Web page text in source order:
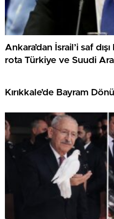
Ankara’dan İsrail’i saf
rota Türkiye ve Suudi
Kırıkkale’de Bayram